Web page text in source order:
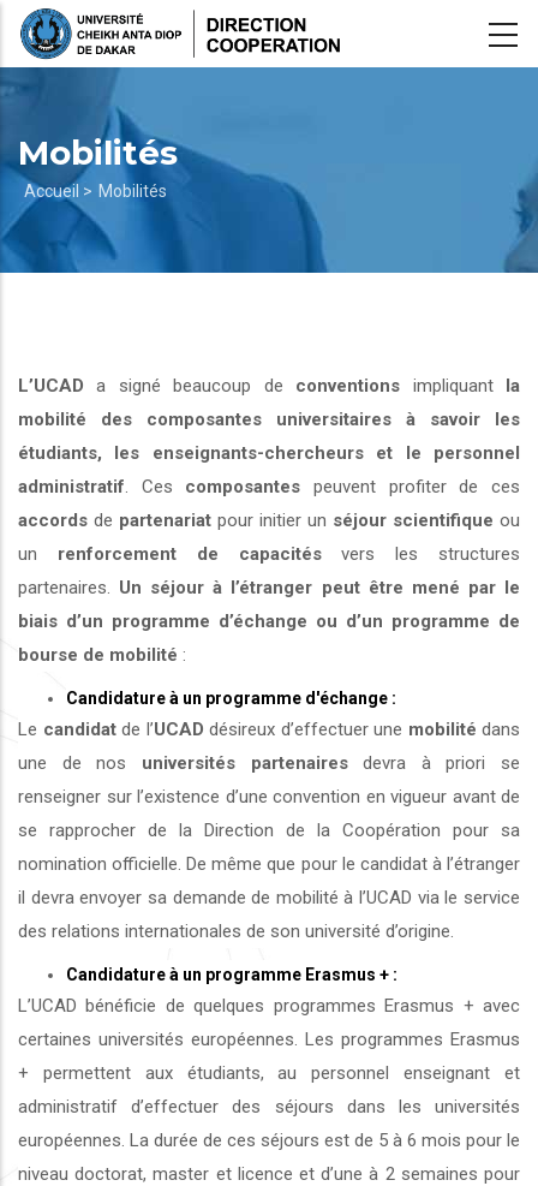
Aller
Mobilités
Fil
d'Ariane
Accueil > Mobilités
L’UCAD a signé beaucoup de conventions impliquant la
mobilité des composantes universitaires à savoir les
étudiants, les enseignants-chercheurs et le personnel
administratif . Ces composantes peuvent profiter de ces
accords de partenariat pour initier un séjour scientifique ou
un renforcement de capacitésvers les structures
partenaires. Un séjour à l’étranger peut être mené par le
biais d’un programme d’échange ou d’un programme de
bourse de mobilité :
Candidature à un programme d'échange :
Le candidatde l’UCAD désireux d’effectuer une mobilité dans
une de nos universités partenairesdevra à priori se
renseigner sur l’existence d’une convention en vigueur avant de
se rapprocher de la Direction de la Coopération pour sa
nomination officielle. De même que pour le candidat à l’étranger
il devra envoyer sa demande de mobilité à l’UCAD via le service
des relations internationales de son université d’origine.
Candidature à un programme Erasmus + :
L’UCAD bénéficie de quelques programmes Erasmus + avec
certaines universités européennes. Les programmes Erasmus
+ permettent aux étudiants, au personnel enseignant et
administratif d’effectuer des séjours dans les universités
européennes. La durée de ces séjours est de 5 à 6 mois pour le
niveau doctorat, master et licence et d’une à 2 semaines pour